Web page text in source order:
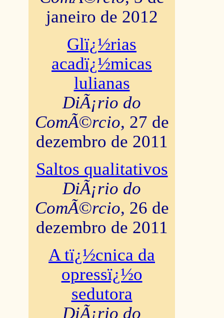
janeiro de 2012
Glï¿½rias
acadï¿½micas
lulianas
DiÃ¡rio do
ComÃ©rcio, 27 de
dezembro de 2011
Saltos qualitativos
DiÃ¡rio do
ComÃ©rcio, 26 de
dezembro de 2011
A tï¿½cnica da
opressï¿½o
sedutora
DiÃ¡rio do